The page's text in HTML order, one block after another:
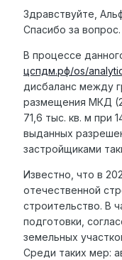
Здравствуйте,
Спасибо за вопрос.
В процессе
цспдм.рф/os/
дисбаланс между
размещения МКД (2
71,6 тыс. кв. м при
выданных
застройщиками
Известно, что в
отечественной
строительство. В
подготовки,
земельных
Среди таких мер: